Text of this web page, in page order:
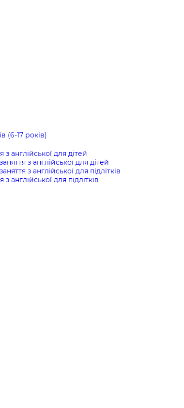
(6-17 років)
з англійської для дітей
з англійської для дітей
з англійської для підлітків
з англійської для підлітків